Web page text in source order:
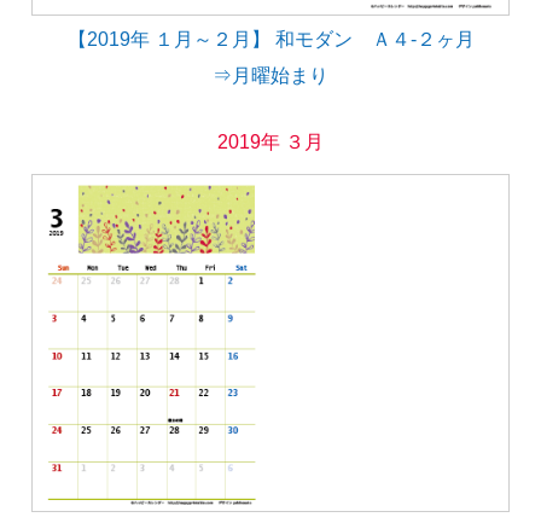
【2019年 １月～２月】 和モダン Ａ４-２ヶ月
⇒月曜始まり
2019年 ３月